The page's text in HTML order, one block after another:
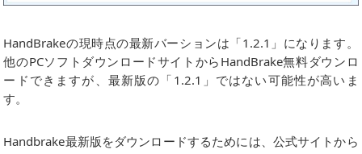
HandBrakeの現時点の最新バーションは「1.2.1」になります。
他のPCソフトダウンロードサイトからHandBrake無料ダウンロ
ードできますが、最新版の「1.2.1」ではない可能性が高いま
す。
Handbrake最新版をダウンロードするためには、公式サイトから